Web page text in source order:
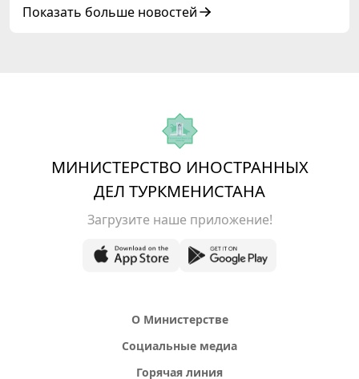
Показать больше новостей
МИНИСТЕРСТВО ИНОСТРАННЫХ
ДЕЛ ТУРКМЕНИСТАНА
Загрузите наше приложение!
О Министерстве
Социальные медиа
Горячая линия